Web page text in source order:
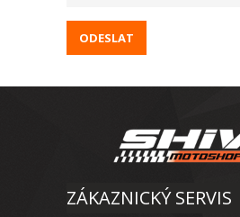
ZÁKAZNICKÝ SERVIS